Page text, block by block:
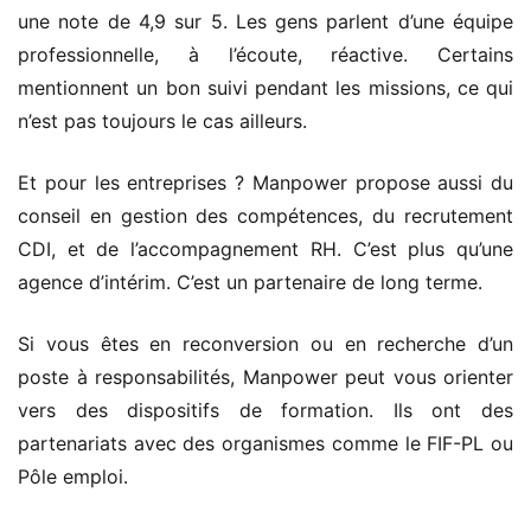
une note de 4,9 sur 5. Les gens parlent d’une équipe
professionnelle, à l’écoute, réactive. Certains
mentionnent un bon suivi pendant les missions, ce qui
n’est pas toujours le cas ailleurs.
Et pour les entreprises ? Manpower propose aussi du
conseil en gestion des compétences, du recrutement
CDI, et de l’accompagnement RH. C’est plus qu’une
agence d’intérim. C’est un partenaire de long terme.
Si vous êtes en reconversion ou en recherche d’un
poste à responsabilités, Manpower peut vous orienter
vers des dispositifs de formation. Ils ont des
partenariats avec des organismes comme le FIF-PL ou
Pôle emploi.